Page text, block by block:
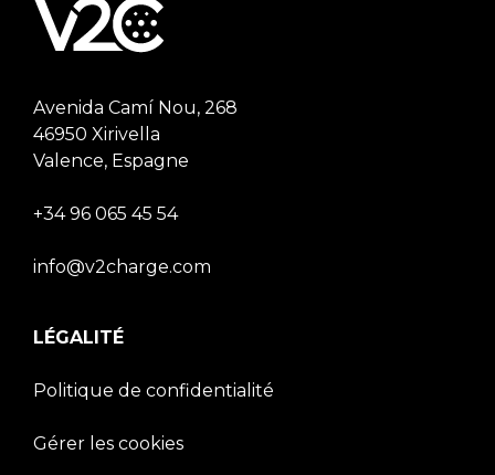
Avenida Camí Nou, 268
46950 Xirivella
Valence, Espagne
+34 96 065 45 54
info@v2charge.com
LÉGALITÉ
Politique de confidentialité
Gérer les cookies